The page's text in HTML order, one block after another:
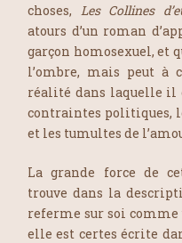
choses,
Les Collines
atours d’un roman
garçon homosexuel, et
l’ombre, mais peut à
réalité dans laquelle il
contraintes politiques,
et les tumultes de
La grande force de
trouve dans la
referme sur soi comme
elle est certes écrite